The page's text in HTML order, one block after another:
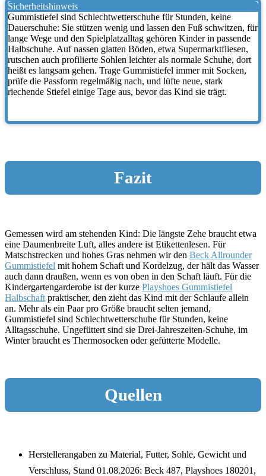
Sicherheitshinweis
Gummistiefel sind Schlechtwetterschuhe für Stunden, keine
Dauerschuhe: Sie stützen wenig und lassen den Fuß schwitzen, für
lange Wege und den Spielplatzalltag gehören Kinder in passende
Halbschuhe. Auf nassen glatten Böden, etwa Supermarktfliesen,
rutschen auch profilierte Sohlen leichter als normale Schuhe, dort
heißt es langsam gehen. Trage Gummistiefel immer mit Socken,
prüfe die Passform regelmäßig nach, und lüfte neue, stark
riechende Stiefel einige Tage aus, bevor das Kind sie trägt.
Fazit
Gemessen wird am stehenden Kind: Die längste Zehe braucht etwa
eine Daumenbreite Luft, alles andere ist Etikettenlesen. Für
Matschstrecken und hohes Gras nehmen wir den Beck Allrounder
Gummistiefel mit hohem Schaft und Kordelzug, der hält das Wasser
auch dann draußen, wenn es von oben in den Schaft läuft. Für die
Kindergartengarderobe ist der kurze Playshoes Gummistiefel
Halbschaft praktischer, den zieht das Kind mit der Schlaufe allein
an. Mehr als ein Paar pro Größe braucht selten jemand,
Gummistiefel sind Schlechtwetterschuhe für Stunden, keine
Alltagsschuhe. Ungefüttert sind sie Drei-Jahreszeiten-Schuhe, im
Winter braucht es Thermosocken oder gefütterte Modelle.
Quellen
Herstellerangaben zu Material, Futter, Sohle, Gewicht und
Verschluss, Stand 01.08.2026: Beck 487, Playshoes 180201,